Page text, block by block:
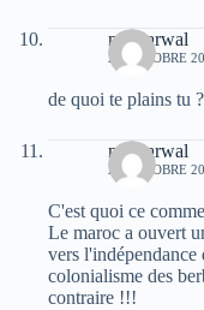
moh arwal
29 OCTOBRE
de quoi te plains tu ?
moh arwal
29 OCTOBRE
C'est quoi ce
Le maroc a ouvert
vers
colonialisme des
contraire !!!